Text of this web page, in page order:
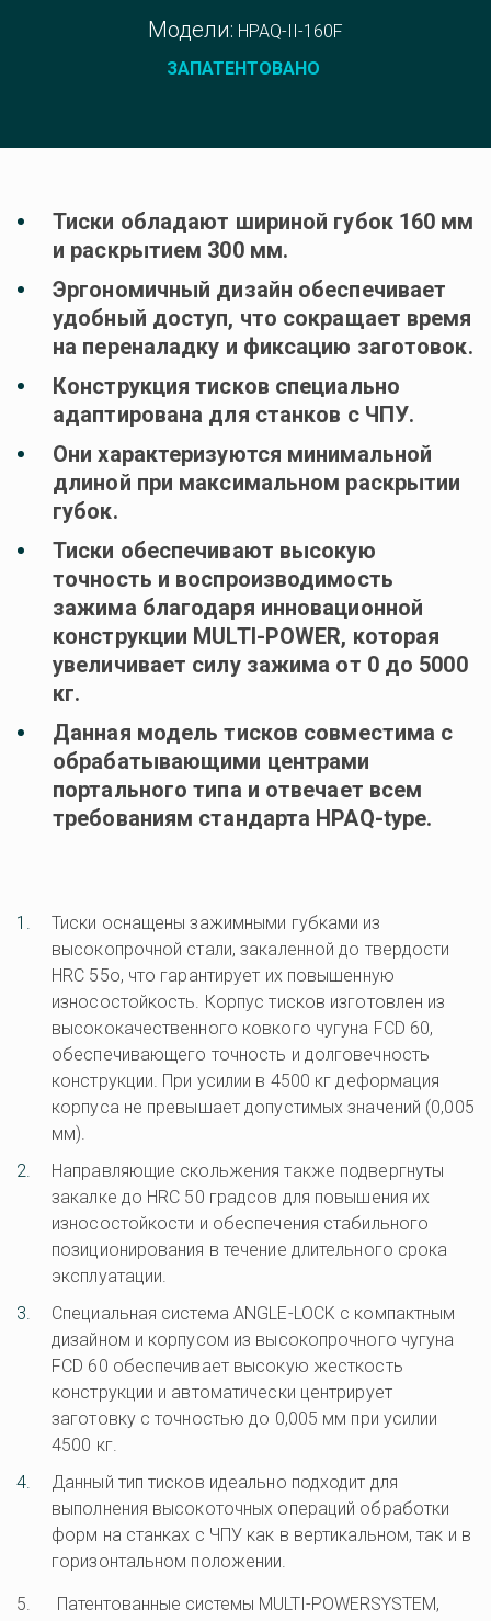
Модели: HPAQ-II-160F
ЗАПАТЕНТОВАНО
Тиски обладают шириной губок 160 мм
и раскрытием 300 мм.
Эргономичный дизайн обеспечивает
удобный доступ, что сокращает время
на переналадку и фиксацию заготовок.
Конструкция тисков специально
адаптирована для станков с ЧПУ.
Они характеризуются минимальной
длиной при максимальном раскрытии
губок.
Тиски обеспечивают высокую
точность и воспроизводимость
зажима благодаря инновационной
конструкции MULTI-POWER, которая
увеличивает силу зажима от 0 до 5000
кг.
Данная модель тисков совместима с
обрабатывающими центрами
портального типа и отвечает всем
требованиям стандарта HPAQ-type.
Тиски оснащены зажимными губками из
высокопрочной стали, закаленной до твердости
HRC 55o, что гарантирует их повышенную
износостойкость. Корпус тисков изготовлен из
высококачественного ковкого чугуна FCD 60,
обеспечивающего точность и долговечность
конструкции. При усилии в 4500 кг деформация
корпуса не превышает допустимых значений (0,005
мм).
Направляющие скольжения также подвергнуты
закалке до HRC 50 градсов для повышения их
износостойкости и обеспечения стабильного
позиционирования в течение длительного срока
эксплуатации.
Специальная система ANGLE-LOCK с компактным
дизайном и корпусом из высокопрочного чугуна
FCD 60 обеспечивает высокую жесткость
конструкции и автоматически центрирует
заготовку с точностью до 0,005 мм при усилии
4500 кг.
Данный тип тисков идеально подходит для
выполнения высокоточных операций обработки
форм на станках с ЧПУ как в вертикальном, так и в
горизонтальном положении.
5.      Патентованные системы MULTI-POWERSYSTEM,